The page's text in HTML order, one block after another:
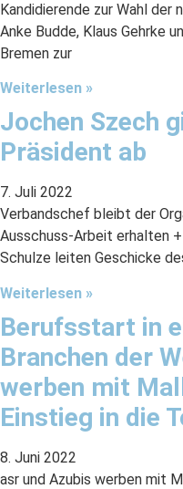
Kandidierende zur Wahl der
Anke Budde, Klaus Gehrke
Bremen zur
Weiterlesen »
Jochen Szech
Präsident ab
7. Juli 2022
Verbandschef bleibt der
Ausschuss-Arbeit erhalten
Schulze leiten Geschicke
Weiterlesen »
Berufsstart in
Branchen der
werben mit
Einstieg in die
8. Juni 2022
asr und Azubis werben mit